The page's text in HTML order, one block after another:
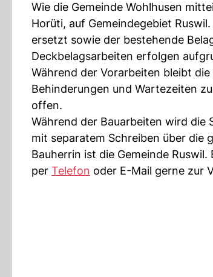
Wie die Gemeinde Wohlhusen
Horüti, auf Gemeindegebiet
ersetzt sowie der bestehende
Deckbelagsarbeiten erfolgen
Während der Vorarbeiten bleibt
Behinderungen und Wartezeiten
offen.
Während der Bauarbeiten wird
mit separatem Schreiben über die
Bauherrin ist die Gemeinde
per Telefon oder E-Mail gerne zur